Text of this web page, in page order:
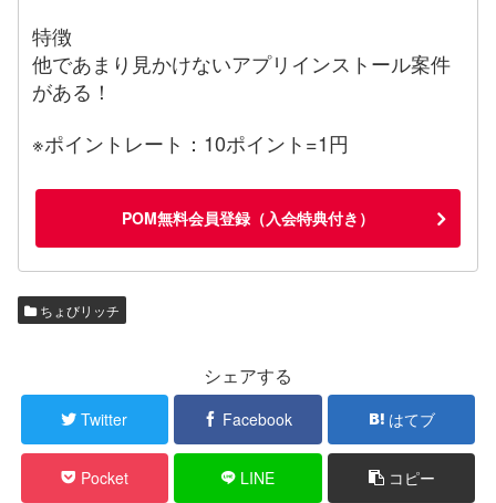
特徴
他であまり見かけないアプリインストール案件
がある！
※ポイントレート：10ポイント=1円
POM無料会員登録（入会特典付き）
ちょびリッチ
シェアする
Twitter Facebook はてブ
Pocket LINE コピー